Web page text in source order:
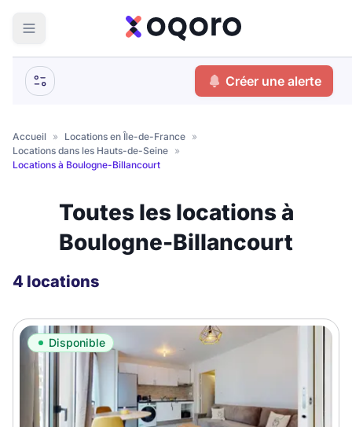
Votre
Que recherchez-vous ?
Colocation
Meublé ?
Meublé Non meublé
Montant du loyer
recherche
Créer une alerte
Accueil » Locations en Île-de-France »
Locations dans les Hauts-de-Seine »
Locations à Boulogne-Billancourt
Toutes les locations à
Boulogne-Billancourt
4 locations
Disponible